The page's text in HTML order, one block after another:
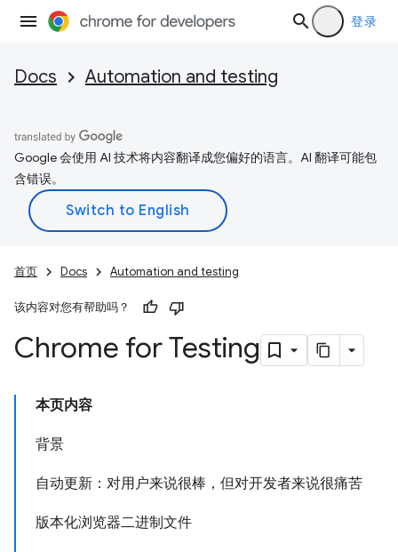
登录
Docs Automation and testing
Google 会使用 AI 技术将内容翻译成您偏好的语言。AI 翻译可能包
含错误。
首页 Docs Automation and testing
该内容对您有帮助吗？
Chrome for Testing
本页内容
背景
自动更新：对用户来说很棒，但对开发者来说很痛苦
版本化浏览器二进制文件